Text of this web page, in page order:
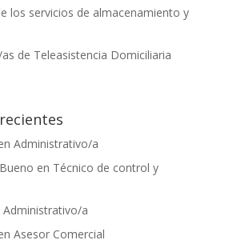
los servicios de almacenamiento y
de Teleasistencia Domiciliaria
Administrativo/a
en Técnico de control y
Administrativo/a
Asesor Comercial